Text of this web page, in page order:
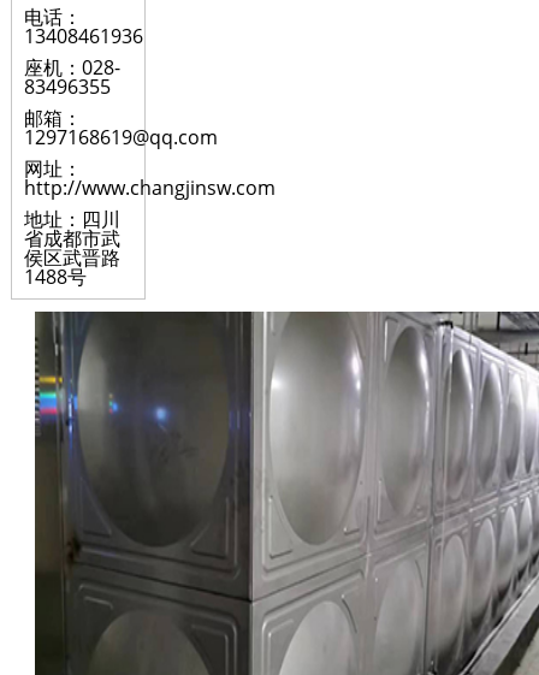
电话：
13408461936
座机：028-
83496355
邮箱：
1297168619@qq.com
网址：
http://www.changjinsw.com
地址：四川
省成都市武
侯区武晋路
1488号